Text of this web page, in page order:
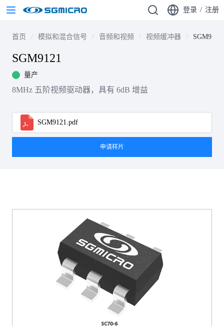
登录 / 注册
首页 模拟和混合信号 音频和视频 视频缓冲器 SGM9121
SGM9121
量产
8MHz 五阶视频驱动器，具有 6dB 增益
SGM9121.pdf
申请样片